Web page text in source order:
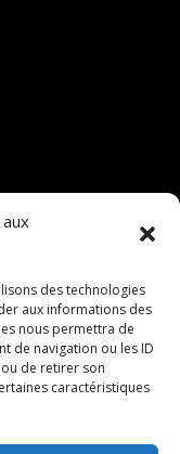
des technologies
aux informations des
nous permettra de
de navigation ou les ID
de retirer son
caractéristiques